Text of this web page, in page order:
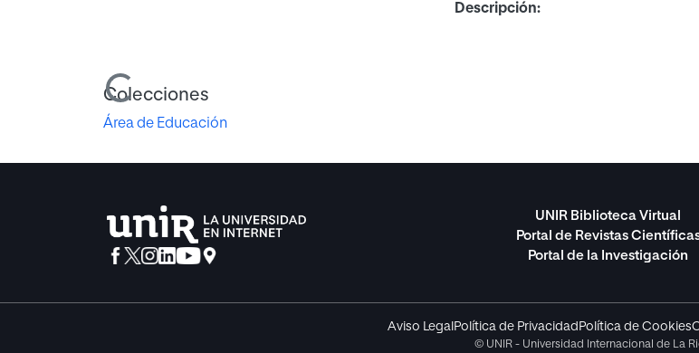
Cargando...
Descripción:
Colecciones
Área de Educación
UNIR Biblioteca Virtual
Portal de Revistas
Portal de la Investigación
Aviso Legal Política de Privacidad Política de Cookies
© UNIR - Universidad Internacional de La